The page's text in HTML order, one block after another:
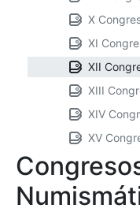
X
XI
XII
XIII
XIV
XV